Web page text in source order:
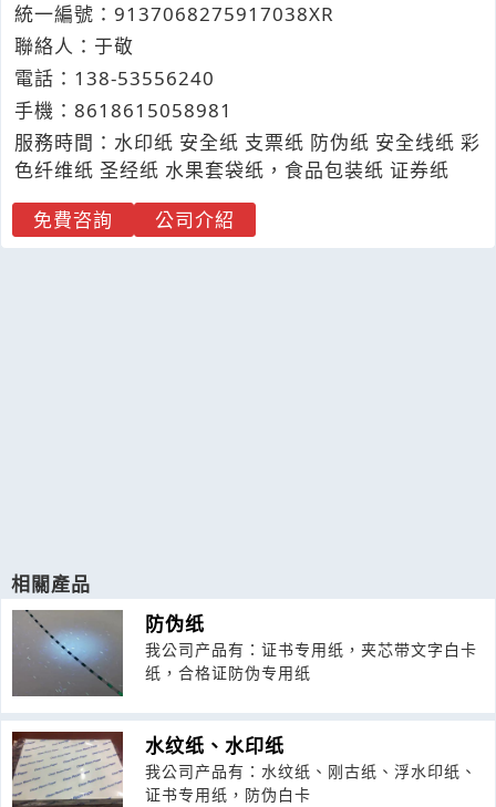
統一編號：9137068275917038XR
聯絡人：于敬
電話： 138-53556240
手機： 861861 5058981
服務時間：水印纸 安全纸 支票纸 防伪纸 安全线纸 彩
色纤维纸 圣经纸 水果套袋纸，食品包装纸 证券纸
免費咨詢
公司介紹
相關產品
防伪纸
我公司产品有：证书专用纸，夹芯带文字白卡
纸，合格证防伪专用纸
水纹纸、水印纸
我公司产品有：水纹纸、刚古纸、浮水印纸、
证书专用纸，防伪白卡